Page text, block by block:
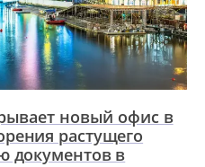
новый офис в
растущего
документов в